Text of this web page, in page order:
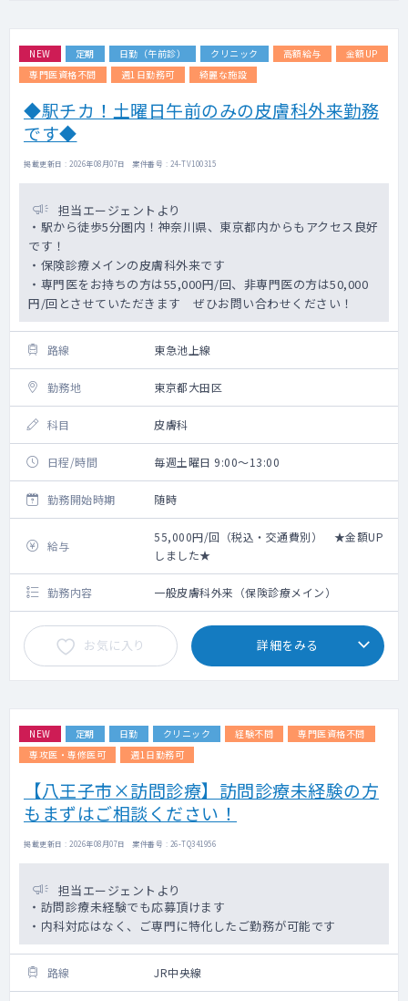
NEW 定期 日勤（午前診） クリニック 高額給与
金額UP
専門医資格不問
週1日勤務可 綺麗な施設
◆駅チカ！土曜日午前のみの皮膚科外来勤務
です◆
掲載更新日 : 2026年08月07日 案件番号 : 24-TV100315
担当エージェントより
・駅から徒歩5分圏内！神奈川県、東京都内からもアクセス良好
です！
・保険診療メインの皮膚科外来です
・専門医をお持ちの方は55,000円/回、非専門医の方は50,000
円/回とさせていただきます ぜひお問い合わせください！
路線 東急池上線
勤務地 東京都大田区
科目 皮膚科
日程/時間 毎週土曜日 9:00～13:00
勤務開始時期 随時
給与
55,000円/回（税込・交通費別） ★金額UP
しました★
勤務内容 一般皮膚科外来（保険診療メイン）
お気に入り 詳細をみる
NEW 定期 日勤 クリニック 経験不問
専門医資格不問
専攻医・専修医可
週1日勤務可
【八王子市×訪問診療】訪問診療未経験の方
もまずはご相談ください！
掲載更新日 : 2026年08月07日 案件番号 : 26-TQ341956
担当エージェントより
・訪問診療未経験でも応募頂けます
・内科対応はなく、ご専門に特化したご勤務が可能です
路線 JR中央線